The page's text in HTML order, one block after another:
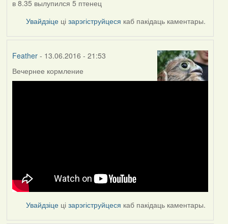
в 8.35 вылупился 5 птенец
Увайдзіце цізарэгіструйцеся каб пакідаць каментары.
Feather- 13.06.2016 - 21:53
Вечернее кормление
Увайдзіце цізарэгіструйцеся каб пакідаць каментары.